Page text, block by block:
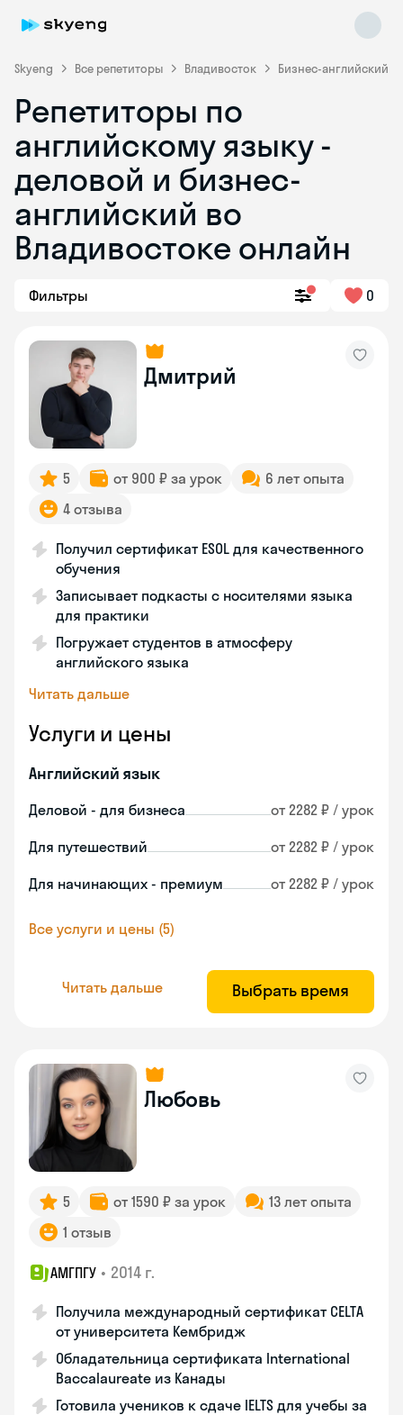
Skyeng Все репетиторы Владивосток Бизнес-английский
Репетиторы по
английскому языку -
деловой и бизнес-
английский во
Владивостоке онлайн
Фильтры 0
Дмитрий
5 от 900 ₽ за урок
6 лет опыта
4 отзыва
Получил сертификат ESOL для качественного
обучения
Записывает подкасты с носителями языка
для практики
Погружает студентов в атмосферу
английского языка
Читать дальше
Услуги и цены
Английский язык
Деловой - для бизнеса от 2282 ₽ / урок
Для путешествий от 2282 ₽ / урок
Для начинающих - премиум от 2282 ₽ / урок
Все услуги и цены (5)
Читать дальше Выбрать время
Любовь
5 от 1590 ₽ за урок
13 лет опыта
1 отзыв
АМГПГУ • 2014 г.
Получила международный сертификат CELTA
от университета Кембридж
Обладательница сертификата International
Baccalaureate из Канады
Готовила учеников к сдаче IELTS для учебы за
online